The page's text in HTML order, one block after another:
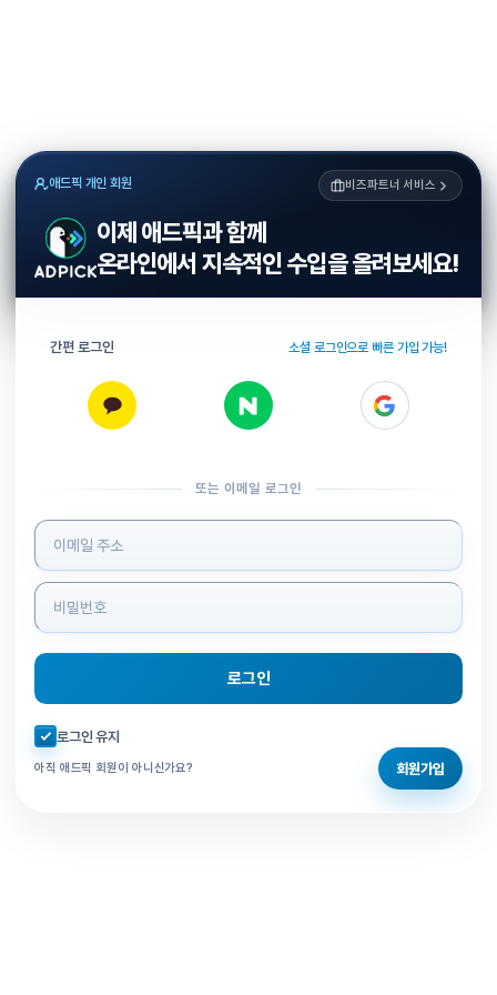
애드픽 개인 회원 비즈파트너 서비스
이제 애드픽과 함께
온라인에서 지속적인 수입을 올려보세요!
간편 로그인 소셜 로그인으로 빠른 가입 가능!
또는 이메일 로그인
로그인 정보 입력
로그인
자동로그인 체크
로그인 유지
아직 애드픽 회원이 아니신가요? 회원가입